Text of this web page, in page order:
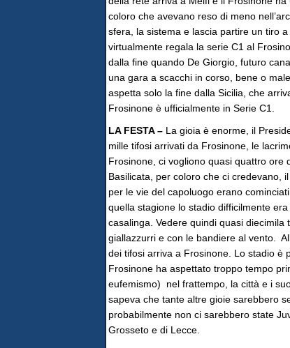
coloro che avevano reso di meno
sfera, la sistema e lascia partire un tiro
virtualmente regala la serie C1 al
dalla fine quando De Giorgio, futuro
una gara a scacchi in corso, bene o
aspetta solo la fine dalla Sicilia, che
Frosinone è ufficialmente in Serie C1.
LA FESTA – La gioia è enorme, il
mille tifosi arrivati da Frosinone, le
Frosinone, ci vogliono quasi quattro ore
Basilicata, per coloro che ci credevano,
per le vie del capoluogo erano
quella stagione lo stadio difficilmente
casalinga. Vedere quindi quasi
giallazzurri e con le bandiere al vento.
dei tifosi arriva a Frosinone. Lo stadio è
Frosinone ha aspettato troppo tempo
eufemismo) nel frattempo, la città e i
sapeva che tante altre gioie sarebbero
probabilmente non ci sarebbero state
Grosseto e di Lecce.